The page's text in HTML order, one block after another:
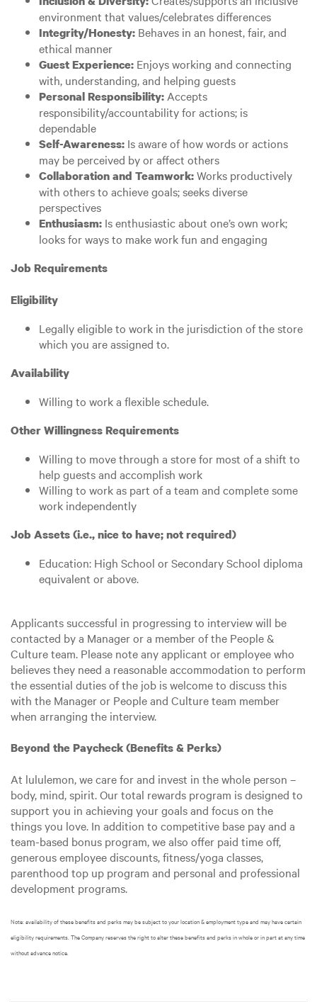
environment that values/celebrates differences
Integrity/Honesty: Behaves in an honest, fair, and
ethical manner
Guest Experience: Enjoys working and connecting
with, understanding, and helping guests
Personal Responsibility: Accepts
responsibility/accountability for actions; is
dependable
Self-Awareness: Is aware of how words or actions
may be perceived by or affect others
Collaboration and Teamwork:Works productively
with others to achieve goals; seeks diverse
perspectives
Enthusiasm: Is enthusiastic about one’s own work;
looks for ways to make work fun and engaging
Job Requirements
Eligibility
Legally eligible to work in the jurisdiction of the store
which you are assigned to.
Availability
Willing to work a flexible schedule.
Other Willingness Requirements
Willing to move through a store for most of a shift to
help guests and accomplish work
Willing to work as part of a team and complete some
work independently
Job Assets (i.e., nice to have; not required)
Education: High School or Secondary School diploma
equivalent or above.
Applicants successful in progressing to interview will be
contacted by a Manager or a member of the People &
Culture team. Please note any applicant or employee who
believes they need a reasonable accommodation to perform
the essential duties of the job is welcome to discuss this
with the Manager or People and Culture team member
when arranging the interview.
Beyond the Paycheck (Benefits & Perks)
At lululemon, we care for and invest in the whole person –
body, mind, spirit. Our total rewards program is designed to
support you in achieving your goals and focus on the
things you love. In addition to competitive base pay and a
team-based bonus program, we also offer paid time off,
generous employee discounts, fitness/yoga classes,
parenthood top up program and personal and professional
development programs.
Note: availability of these benefits and perks may be subject to your location & employment type and may have certain
eligibility requirements. The Company reserves the right to alter these benefits and perks in whole or in part at any time
without advance notice.